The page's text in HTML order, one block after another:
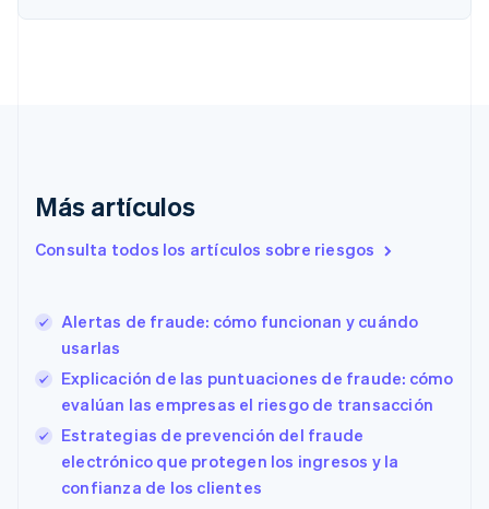
Más artículos
Consulta todos los artículos sobre riesgos
Alertas de fraude: cómo funcionan y cuándo
usarlas
Explicación de las puntuaciones de fraude: cómo
evalúan las empresas el riesgo de transacción
Estrategias de prevención del fraude
electrónico que protegen los ingresos y la
confianza de los clientes
Croacia
Eslovenia
España
EnglishEspañol简体中文
Estonia
Finlandia
EnglishSvenska
Francia
English
Gibraltar
English